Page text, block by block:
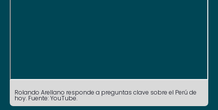
Rolando Arellano responde a preguntas clave sobre el Perú de
hoy. Fuente: YouTube.